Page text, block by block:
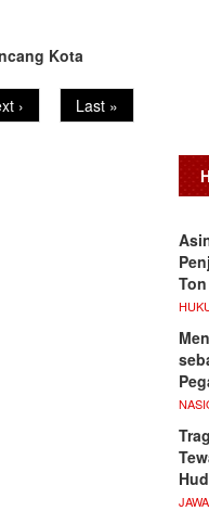
Kota
›
Last
page
Last »